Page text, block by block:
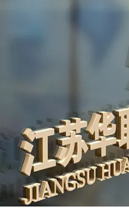
OM
EEN
CITAAT
SITEMAP